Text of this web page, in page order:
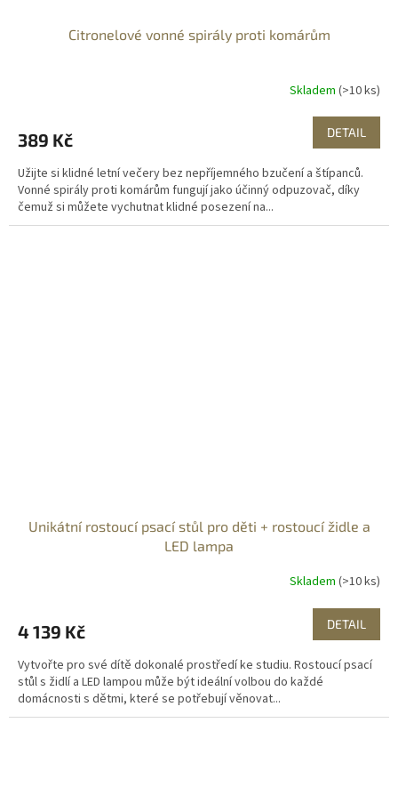
Citronelové vonné spirály proti komárům
Skladem (>10 ks)
389 Kč DETAIL
Užijte si klidné letní večery bez nepříjemného bzučení a štípanců.
Vonné spirály proti komárům fungují jako účinný odpuzovač, díky
čemuž si můžete vychutnat klidné posezení na...
Unikátní rostoucí psací stůl pro děti + rostoucí židle a
LED lampa
Skladem (>10 ks)
4 139 Kč DETAIL
Vytvořte pro své dítě dokonalé prostředí ke studiu. Rostoucí psací
stůl s židlí a LED lampou může být ideální volbou do každé
domácnosti s dětmi, které se potřebují věnovat...